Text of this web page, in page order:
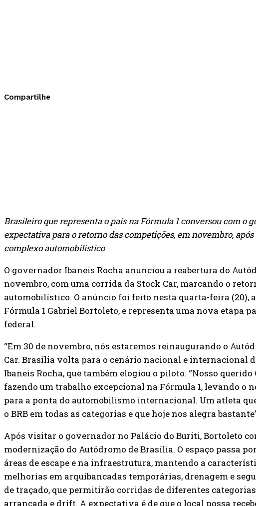
Compartilhe
Brasileiro que representa o país na Fórmula 1 conversou com o
expectativa para o retorno das competições, em novembro, após
complexo automobilístico
O governador Ibaneis Rocha anunciou a reabertura do
novembro, com uma corrida da Stock Car, marcando o
automobilístico. O anúncio foi feito nesta quarta-feira (20),
Fórmula 1 Gabriel Bortoleto, e representa uma nova etapa
federal.
“Em 30 de novembro, nós estaremos reinaugurando o
Car. Brasília volta para o cenário nacional e internacional
Ibaneis Rocha, que também elogiou o piloto. “Nosso
fazendo um trabalho excepcional na Fórmula 1, levando o
para a ponta do automobilismo internacional. Um atleta
o BRB em todas as categorias e que hoje nos alegra
Após visitar o governador no Palácio do Buriti, Bortoleto
modernização do Autódromo de Brasília. O espaço passa
áreas de escape e na infraestrutura, mantendo a
melhorias em arquibancadas temporárias, drenagem e
de traçado, que permitirão corridas de diferentes
arrancada e drift. A expectativa é de que o local possa